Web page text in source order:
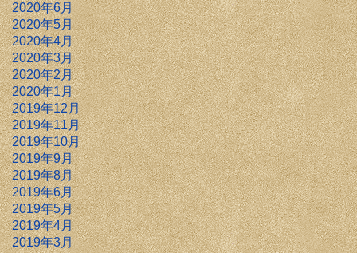
2020年6月
2020年5月
2020年4月
2020年3月
2020年2月
2020年1月
2019年12月
2019年11月
2019年10月
2019年9月
2019年8月
2019年6月
2019年5月
2019年4月
2019年3月